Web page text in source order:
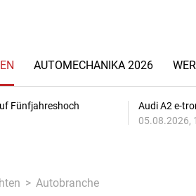
AUTOMECHANIKA 2026
Fünfjahreshoch
Audi A2 e-
05.08.2026,
Autobranche